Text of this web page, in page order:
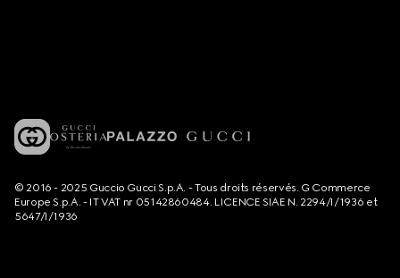
© 2016 - 2025 Guccio Gucci S.p.A. - Tous droits réservés. G Commerce
Europe S.p.A. - IT VAT nr 05142860484. LICENCE SIAE N. 2294/I/1936 et
5647/I/1936